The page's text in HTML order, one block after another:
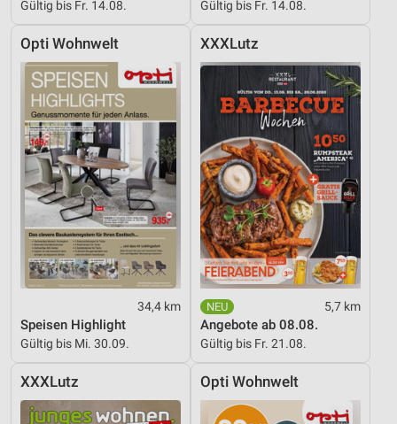
Gültig bis Fr. 14.08. Gültig bis Fr. 14.08.
Opti Wohnwelt
34,4 km
Speisen Highlight
Gültig bis Mi. 30.09.
XXXLutz
5,7 km
Angebote ab 08.08.
Gültig bis Fr. 21.08.
XXXLutz Opti Wohnwelt